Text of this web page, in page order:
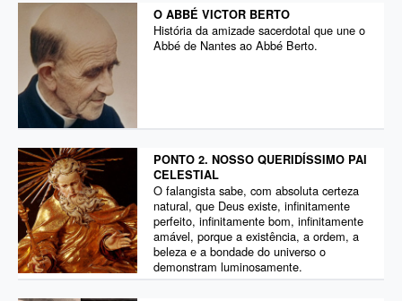
O ABBÉ VICTOR BERTO
História da amizade sacerdotal que une o
Abbé de Nantes ao Abbé Berto.
PONTO 2. NOSSO QUERIDÍSSIMO PAI
CELESTIAL
O falangista sabe, com absoluta certeza
natural, que Deus existe, infinitamente
perfeito, infinitamente bom, infinitamente
amável, porque a existência, a ordem, a
beleza e a bondade do universo o
demonstram luminosamente.